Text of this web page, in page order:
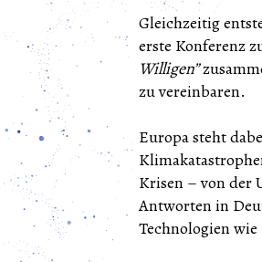
Gleichzeitig
erste Konferenz
Willigen”
zu vereinbaren.
Europa steht
Krisen – von der
Antworten in
Technologien